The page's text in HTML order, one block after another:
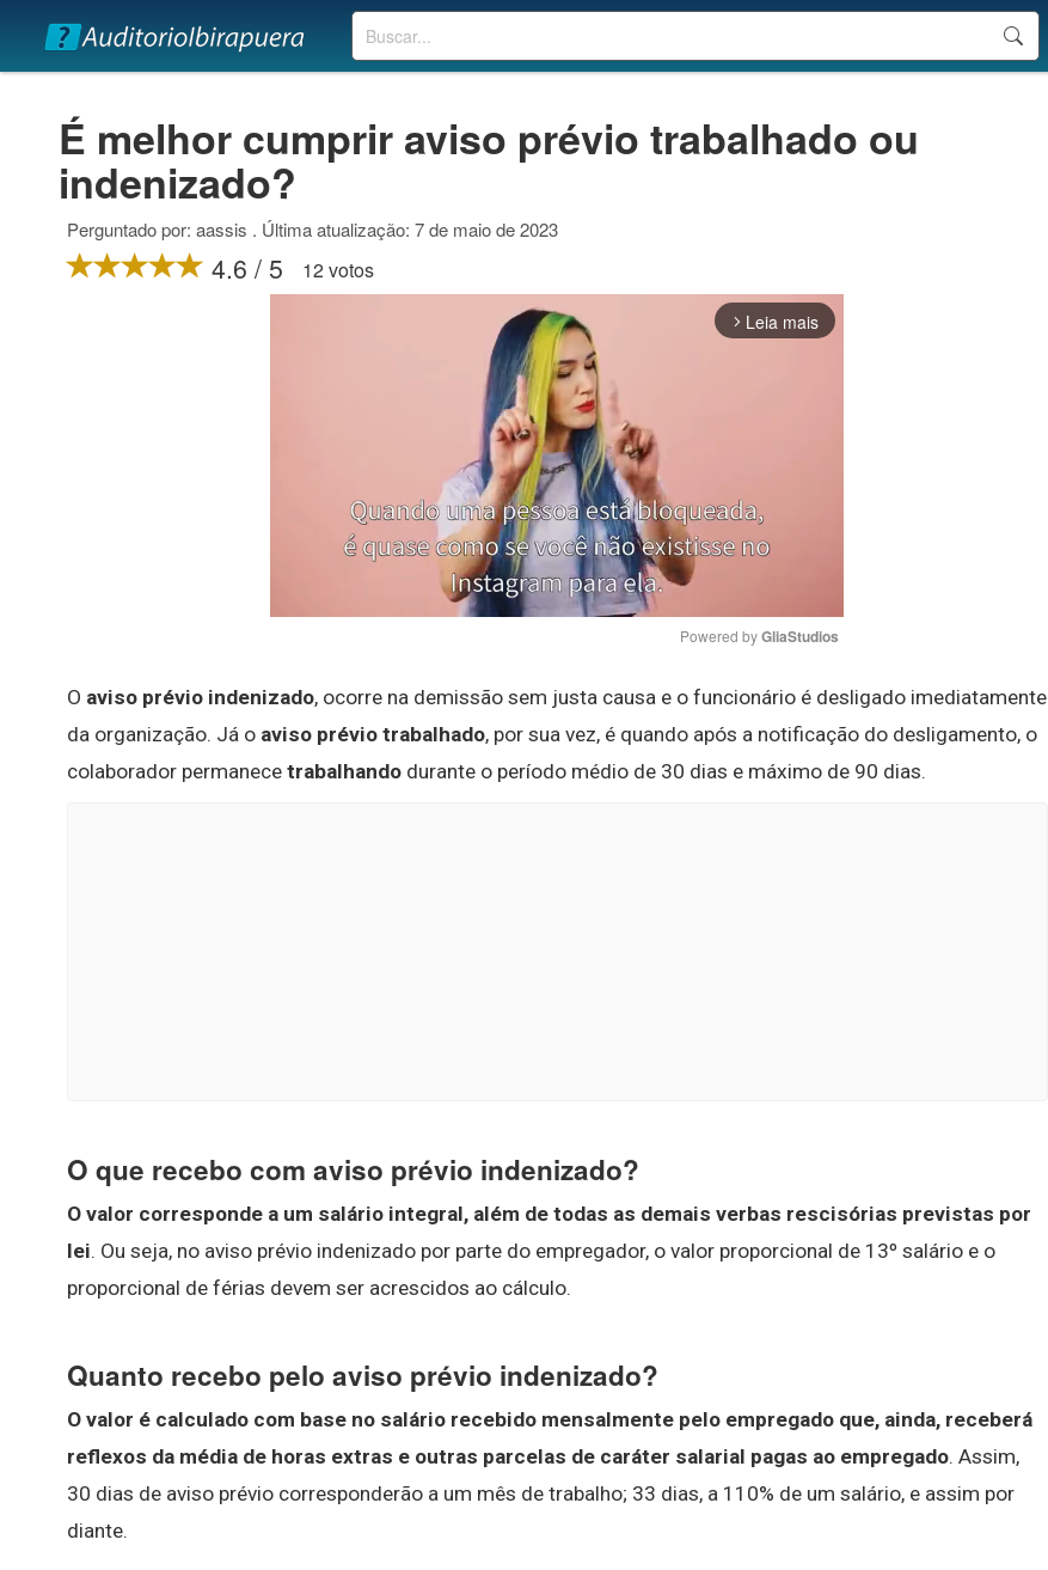
Buscar
É melhor cumprir aviso prévio trabalhado ou
indenizado?
Perguntado por: aassis . Última atualização: 7 de maio de 2023
4.6 / 5 12 votos
arrow_forward_ios Leia mais
Mute
Powered by GliaStudios
O aviso prévio indenizado, ocorre na demissão sem justa causa e o funcionário é desligado imediatamente
da organização. Já o aviso prévio trabalhado, por sua vez, é quando após a notificação do desligamento, o
colaborador permanece trabalhando durante o período médio de 30 dias e máximo de 90 dias.
O que recebo com aviso prévio indenizado?
O valor corresponde a um salário integral, além de todas as demais verbas rescisórias previstas por
lei. Ou seja, no aviso prévio indenizado por parte do empregador, o valor proporcional de 13º salário e o
proporcional de férias devem ser acrescidos ao cálculo.
Quanto recebo pelo aviso prévio indenizado?
O valor é calculado com base no salário recebido mensalmente pelo empregado que, ainda, receberá
reflexos da média de horas extras e outras parcelas de caráter salarial pagas ao empregado. Assim,
30 dias de aviso prévio corresponderão a um mês de trabalho; 33 dias, a 110% de um salário, e assim por
diante.